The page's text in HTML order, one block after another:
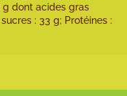
g dont acides gras
: 33 g; Protéines :